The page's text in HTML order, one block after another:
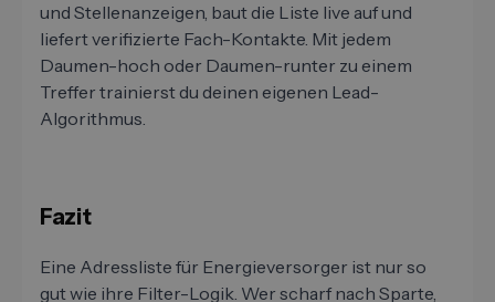
und Stellenanzeigen, baut die Liste live auf und
liefert verifizierte Fach-Kontakte. Mit jedem
Daumen-hoch oder Daumen-runter zu einem
Treffer trainierst du deinen eigenen Lead-
Algorithmus.
Fazit
Eine Adressliste für Energieversorger ist nur so
gut wie ihre Filter-Logik. Wer scharf nach Sparte,